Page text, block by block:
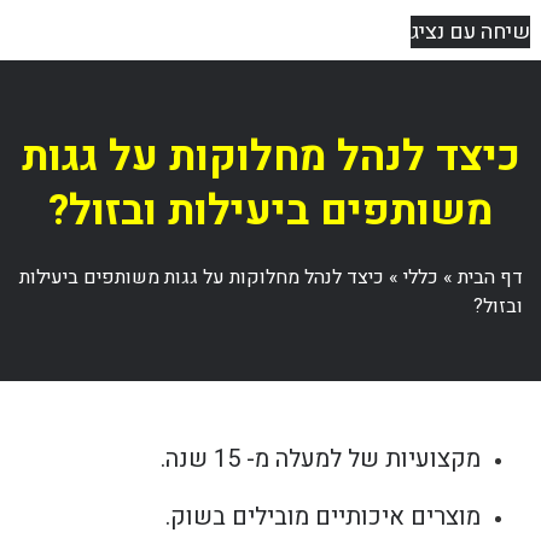
שיחה עם נציג
כיצד לנהל מחלוקות על גגות
משותפים ביעילות ובזול?
דף הבית» כללי» כיצד לנהל מחלוקות על גגות משותפים ביעילות
ובזול?
מקצועיות של למעלה מ- 15 שנה.
מוצרים איכותיים מובילים בשוק.